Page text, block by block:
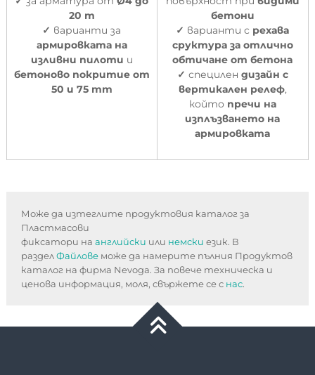
20 m
✓ варианти за
армировката на
изливни пилоти и
бетоново покритие от
50 и 75 mm
бетони
✓ варианти с рехава
сруктура за отлично
обтичане от бетона
✓ специлен дизайн с
вертикален релеф,
който пречи на
изплъзването на
армировката
Може да изтеглите продуктовия каталог за
Пластмасови
фиксатори на английски или немски език. В
раздел Файлове може да намерите пълния Продуктов
каталог на фирма Nevoga. За повече техническа и
ценова информация, моля, свържете се с нас.